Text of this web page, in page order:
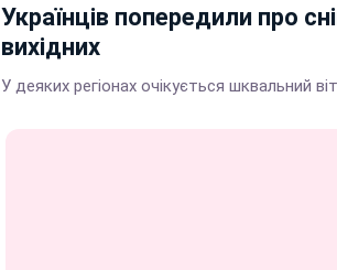
Українців попередили про
вихідних
У деяких регіонах очікується шквальний